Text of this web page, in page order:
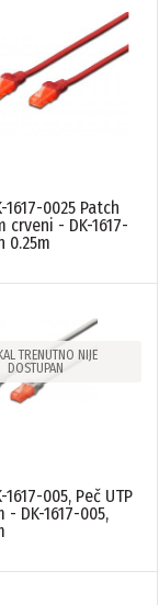
1617-0025 Patch
crveni - DK-1617-
0.25m
TRENUTNO NIJE
DOSTUPAN
005, Peč UTP
- DK-1617-005,